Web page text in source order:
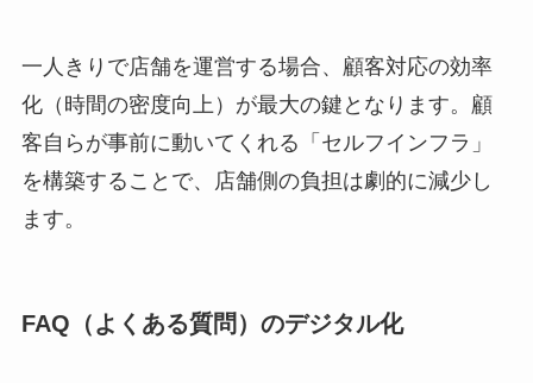
一人きりで店舗を運営する場合、顧客対応の効率
化（時間の密度向上）が最大の鍵となります。顧
客自らが事前に動いてくれる「セルフインフラ」
を構築することで、店舗側の負担は劇的に減少し
ます。
FAQ（よくある質問）のデジタル化